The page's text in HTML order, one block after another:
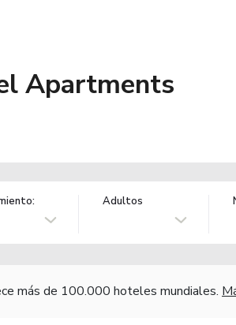
Apartments
Adultos
más de 100.000 hoteles mundiales.